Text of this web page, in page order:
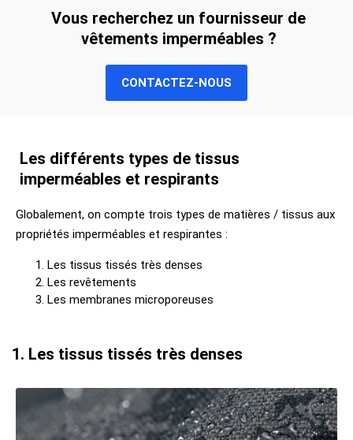
Vous recherchez un fournisseur de
vêtements imperméables ?
CONTACTEZ-NOUS
Les différents types de tissus
imperméables et respirants
Globalement, on compte trois types de matières / tissus aux
propriétés imperméables et respirantes :
Les tissus tissés très denses
Les revêtements
Les membranes microporeuses
1. Les tissus tissés très denses